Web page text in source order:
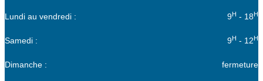
Lundi au vendredi : 9H - 18H
Samedi : 9H - 12H
Dimanche : fermeture